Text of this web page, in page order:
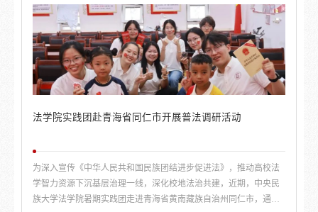
法学院实践团赴青海省同仁市开展普法调研活动
为深入宣传《中华人民共和国民族团结进步促进法》，推动高校法
学智力资源下沉基层治理一线，深化校地法治共建，近期，中央民
族大学法学院暑期实践团走进青海省黄南藏族自治州同仁市，通过